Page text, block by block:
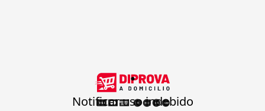
.
Notificar uso indebido